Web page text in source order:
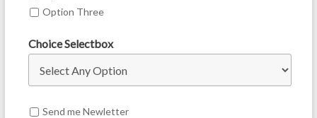
Option Three
Choice Selectbox
Send me Newletter